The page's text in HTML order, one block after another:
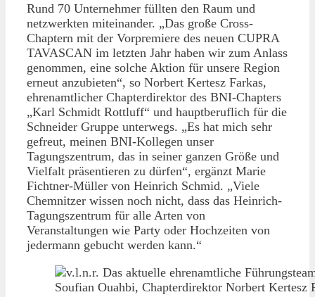
Rund 70 Unternehmer füllten den Raum und
netzwerkten miteinander. „Das große Cross-
Chaptern mit der Vorpremiere des neuen CUPRA
TAVASCAN im letzten Jahr haben wir zum Anlass
genommen, eine solche Aktion für unsere Region
erneut anzubieten“, so Norbert Kertesz Farkas,
ehrenamtlicher Chapterdirektor des BNI-Chapters
„Karl Schmidt Rottluff“ und hauptberuflich für die
Schneider Gruppe unterwegs. „Es hat mich sehr
gefreut, meinen BNI-Kollegen unser
Tagungszentrum, das in seiner ganzen Größe und
Vielfalt präsentieren zu dürfen“, ergänzt Marie
Fichtner-Müller von Heinrich Schmid. „Viele
Chemnitzer wissen noch nicht, dass das Heinrich-
Tagungszentrum für alle Arten von
Veranstaltungen wie Party oder Hochzeiten von
jedermann gebucht werden kann.“